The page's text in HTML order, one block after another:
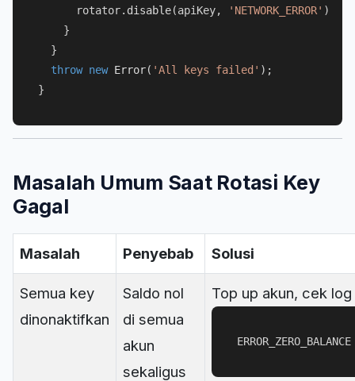
      rotator.
disable(apiKey, 'NETWORK_ERROR' );
    }
  }
throw new Error( 'All keys failed' );
Masalah Umum Saat Rotasi Key
Gagal
Masalah Penyebab Solusi
Semua key
dinonaktifkan
Saldo nol
di semua
akun
sekaligus
Top up akun, cek log
ERROR_ZERO_BALANCE